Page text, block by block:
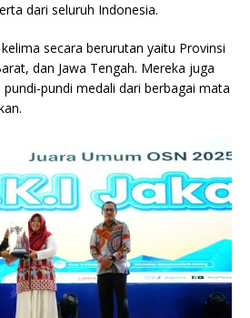
dari seluruh Indonesia.
secara berurutan yaitu Provinsi
dan Jawa Tengah. Mereka juga
pundi medali dari berbagai mata